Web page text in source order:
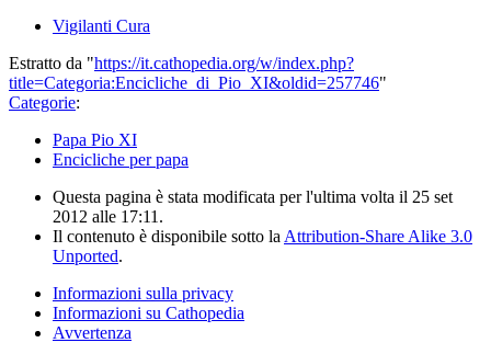
Vigilanti Cura
Estratto da "https://it.cathopedia.org/w/index.php?
title=Categoria:Encicliche_di_Pio_XI&oldid=257746"
Categorie:
Papa Pio XI
Encicliche per papa
Questa pagina è stata modificata per l'ultima volta il 25 set
2012 alle 17:11.
Il contenuto è disponibile sotto laAttribution-Share Alike 3.0
Unported.
Informazioni sulla privacy
Informazioni su Cathopedia
Avvertenza